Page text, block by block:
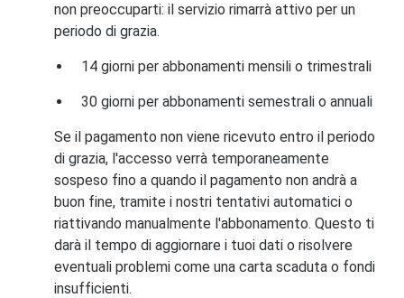
non preoccuparti: il servizio rimarrà attivo per un
periodo di grazia.
14 giorni per abbonamenti mensili o trimestrali
30 giorni per abbonamenti semestrali o annuali
Se il pagamento non viene ricevuto entro il periodo
di grazia, l'accesso verrà temporaneamente
sospeso fino a quando il pagamento non andrà a
buon fine, tramite i nostri tentativi automatici o
riattivando manualmente l'abbonamento. Questo ti
darà il tempo di aggiornare i tuoi dati o risolvere
eventuali problemi come una carta scaduta o fondi
insufficienti.